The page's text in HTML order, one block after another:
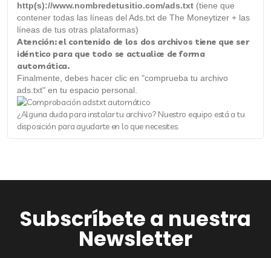
http(s)://www.nombredetusitio.com/ads.txt (tiene que
contener todas las líneas del Ads.txt de The Moneytizer + las
líneas de tus otras plataformas)
Atención: el contenido de los dos archivos tiene que ser
idéntico para que todo se actualice de forma
automática.
Finalmente, debes hacer clic en "comprueba tu archivo
ads.txt" en tu espacio personal.
¿Alguna duda para instalar tu archivo? Nuestro equipo está a tu
disposición para ayudarte en lo que necesites.
Subscríbete a nuestra
Newsletter